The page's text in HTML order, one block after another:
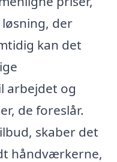
der
kan det
arbejdet og
de foreslår.
skaber det
håndværkerne,